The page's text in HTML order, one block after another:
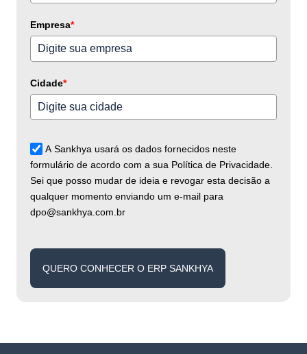
Empresa*
Cidade*
A Sankhya usará os dados fornecidos neste
formulário de acordo com a sua Política de Privacidade.
Sei que posso mudar de ideia e revogar esta decisão a
qualquer momento enviando um e-mail para
dpo@sankhya.com.br
QUERO CONHECER O ERP SANKHYA